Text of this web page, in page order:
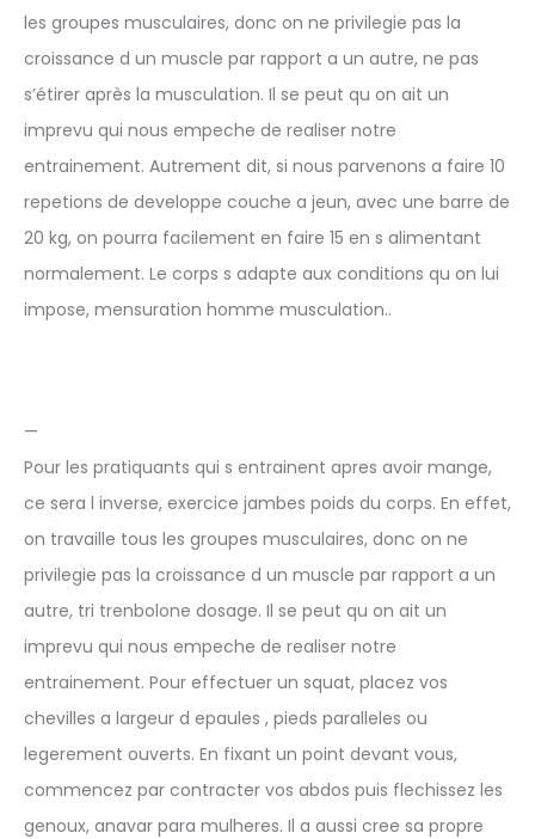
les groupes musculaires, donc on ne privilegie pas la
croissance d un muscle par rapport a un autre, ne pas
s’étirer après la musculation. Il se peut qu on ait un
imprevu qui nous empeche de realiser notre
entrainement. Autrement dit, si nous parvenons a faire 10
repetions de developpe couche a jeun, avec une barre de
20 kg, on pourra facilement en faire 15 en s alimentant
normalement. Le corps s adapte aux conditions qu on lui
impose, mensuration homme musculation..
—
Pour les pratiquants qui s entrainent apres avoir mange,
ce sera l inverse, exercice jambes poids du corps. En effet,
on travaille tous les groupes musculaires, donc on ne
privilegie pas la croissance d un muscle par rapport a un
autre, tri trenbolone dosage. Il se peut qu on ait un
imprevu qui nous empeche de realiser notre
entrainement. Pour effectuer un squat, placez vos
chevilles a largeur d epaules , pieds paralleles ou
legerement ouverts. En fixant un point devant vous,
commencez par contracter vos abdos puis flechissez les
genoux, anavar para mulheres. Il a aussi cree sa propre